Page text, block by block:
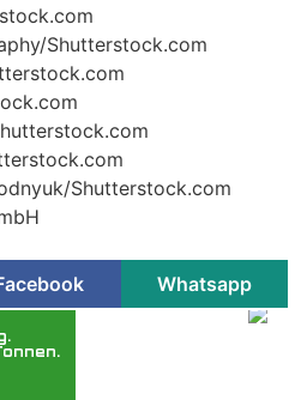
Shutterstock.com
Shutterstock.com
Whatsapp
Klimaanlagen und